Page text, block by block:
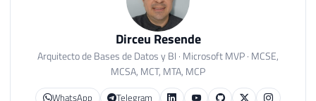
Dirceu Resende
Arquitecto de Bases de Datos y BI · Microsoft MVP · MCSE,
MCSA, MCT, MTA, MCP
WhatsApp
Telegram